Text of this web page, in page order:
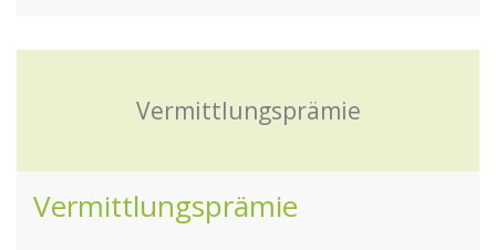
Vermittlungsprämie
Vermittlungsprämie